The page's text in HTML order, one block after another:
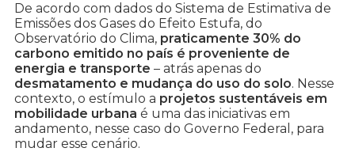
De acordo com dados do Sistema de Estimativa de
Emissões dos Gases do Efeito Estufa, do
Observatório do Clima, praticamente 30% do
carbono emitido no país é proveniente de
energia e transporte – atrás apenas do
desmatamento e mudança do uso do solo. Nesse
contexto, o estímulo a projetos sustentáveis em
mobilidade urbana é uma das iniciativas em
andamento, nesse caso do Governo Federal, para
mudar esse cenário.